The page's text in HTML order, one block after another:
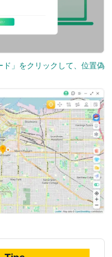
ド」をクリックして、位置偽